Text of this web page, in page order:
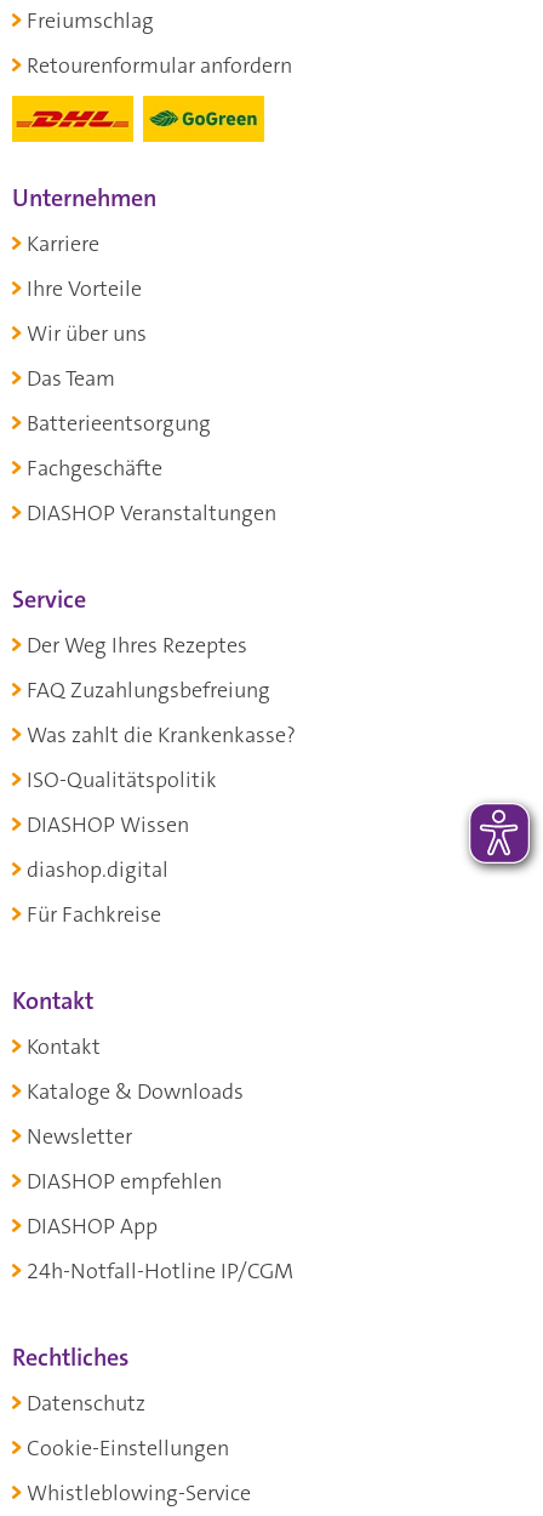
Freiumschlag
Retourenformular anfordern
Unternehmen
Karriere
Ihre Vorteile
Wir über uns
Das Team
Batterieentsorgung
Fachgeschäfte
DIASHOP Veranstaltungen
Service
Der Weg Ihres Rezeptes
FAQ Zuzahlungsbefreiung
Was zahlt die Krankenkasse?
ISO-Qualitätspolitik
DIASHOP Wissen
diashop.digital
Für Fachkreise
Kontakt
Kontakt
Kataloge & Downloads
Newsletter
DIASHOP empfehlen
DIASHOP App
24h-Notfall-Hotline IP/CGM
Rechtliches
Datenschutz
Cookie-Einstellungen
Whistleblowing-Service